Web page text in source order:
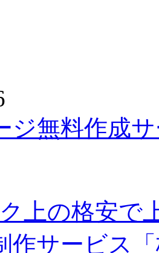
ジ無料作成